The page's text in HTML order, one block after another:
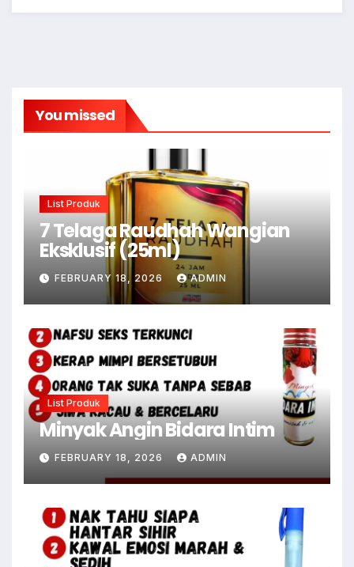
You missed
List Produk
7 Telaga Raudhah Wangian
Eksklusif (25ml)
FEBRUARY 18, 2026 ADMIN
List Produk
Minyak Angin Bidara Intim
FEBRUARY 18, 2026 ADMIN